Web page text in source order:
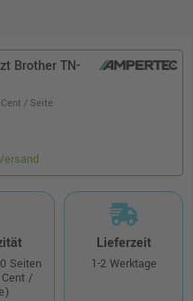
Brother TN-
/ Seite
Seiten
/
Lieferzeit
1-2 Werktage